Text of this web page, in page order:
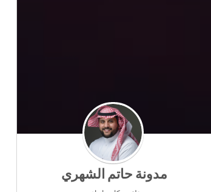
مدونة حاتم الشهري